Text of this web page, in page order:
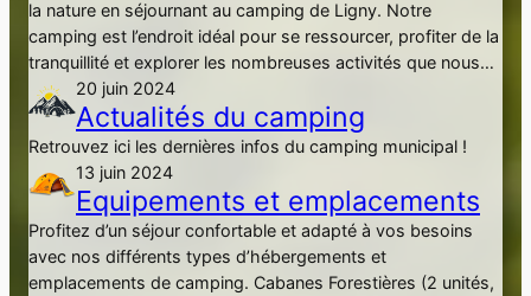
la nature en séjournant au camping de Ligny. Notre
camping est l’endroit idéal pour se ressourcer, profiter de la
tranquillité et explorer les nombreuses activités que nous…
20 juin 2024
Actualités du camping
Retrouvez ici les dernières infos du camping municipal !
13 juin 2024
Equipements et emplacements
Profitez d’un séjour confortable et adapté à vos besoins
avec nos différents types d’hébergements et
emplacements de camping. Cabanes Forestières (2 unités,